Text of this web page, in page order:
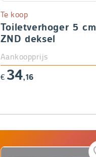
Toiletverhoger 5 cm
ZND deksel
Te koop
Aankoopprijs
€ 34,16